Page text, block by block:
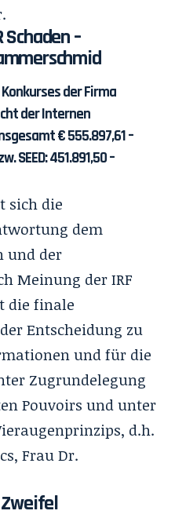
–
der Firma
der Internen
€ 555.897,61 –
SEED: 451.891,50 –
sich die
dem
und der
Meinung der IRF
die finale
Entscheidung zu
und für die
Zugrundelegung
Pouvoirs und unter
d.h.
Frau Dr.